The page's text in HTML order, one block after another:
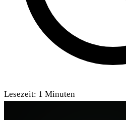
Lesezeit: 1 Minuten